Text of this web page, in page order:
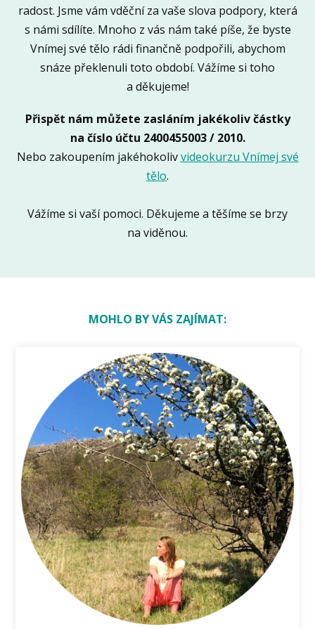
radost. Jsme vám vděční za vaše slova podpory, která
s námi sdílíte. Mnoho z vás nám také píše, že byste
Vnímej své tělo rádi finančně podpořili, abychom
snáze překlenuli toto období. Vážíme si toho
a děkujeme!
Přispět nám můžete zasláním jakékoliv částky
na číslo účtu 2400455003 / 2010.
Nebo zakoupením jakéhokolivvideokurzu Vnímej své
tělo.
Vážíme si vaší pomoci. Děkujeme a těšíme se brzy
na viděnou.
MOHLO BY VÁS ZAJÍMAT: